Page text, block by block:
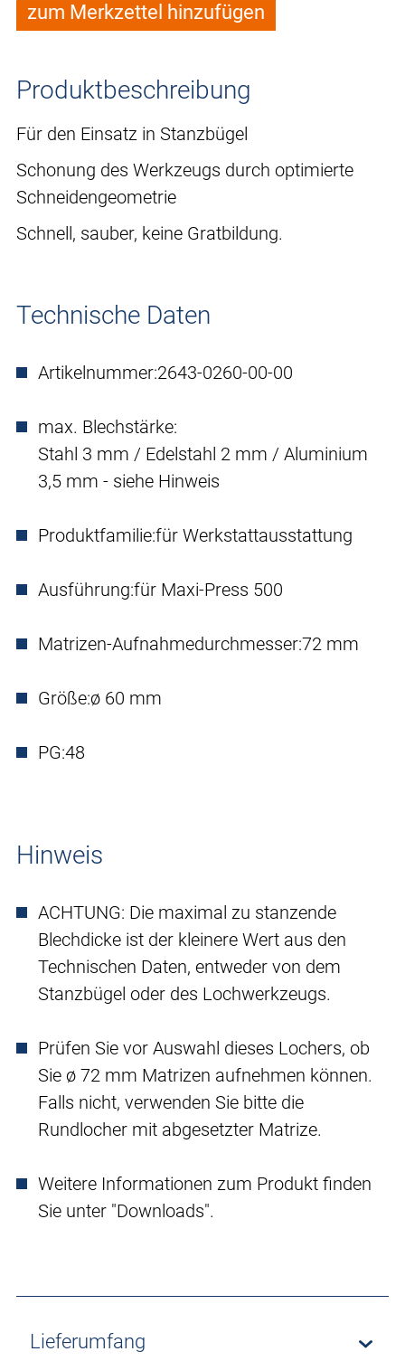
zum Merkzettel hinzufügen
Produktbeschreibung
Für den Einsatz in Stanzbügel
Schonung des Werkzeugs durch optimierte
Schneidengeometrie
Schnell, sauber, keine Gratbildung.
Technische Daten
Artikelnummer:2643-0260-00-00
max. Blechstärke:
Stahl 3 mm / Edelstahl 2 mm / Aluminium
3,5 mm - siehe Hinweis
Produktfamilie:für Werkstattausstattung
Ausführung:für Maxi-Press 500
Matrizen-Aufnahmedurchmesser:72 mm
Größe:ø 60 mm
PG:48
Hinweis
ACHTUNG: Die maximal zu stanzende
Blechdicke ist der kleinere Wert aus den
Technischen Daten, entweder von dem
Stanzbügel oder des Lochwerkzeugs.
Prüfen Sie vor Auswahl dieses Lochers, ob
Sie ø 72 mm Matrizen aufnehmen können.
Falls nicht, verwenden Sie bitte die
Rundlocher mit abgesetzter Matrize.
Weitere Informationen zum Produkt finden
Sie unter "Downloads".
Lieferumfang